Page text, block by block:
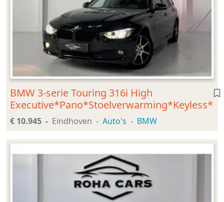
BMW 3-serie Touring 316i High
Executive*Pano*Stoelverwarming*Keyless*
€ 10.945 Eindhoven Auto's BMW